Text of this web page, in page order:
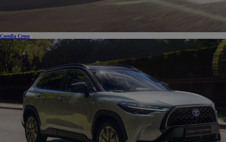
Corolla Cross